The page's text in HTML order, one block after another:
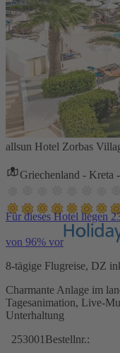
allsun Hotel Zorbas
Griechenland - Kreta
Für dieses Hotel liegen
von 96% vor
8-tägige Flugreise, DZ
Charmante Anlage im
Tagesanimation, Live-
Unterhaltung
253001 Bestellnr.: